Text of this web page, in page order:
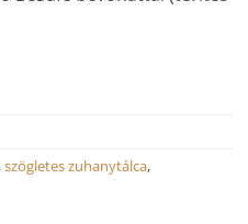
,szögletes zuhanytálca,